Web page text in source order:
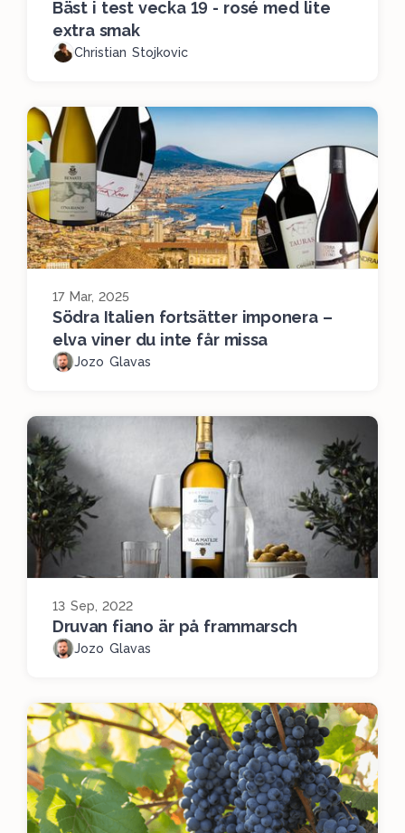
Bäst i test vecka 19 - rosé med lite
extra smak
Christian Stojkovic
17 Mar, 2025
Södra Italien fortsätter imponera –
elva viner du inte får missa
Jozo Glavas
13 Sep, 2022
Druvan fiano är på frammarsch
Jozo Glavas